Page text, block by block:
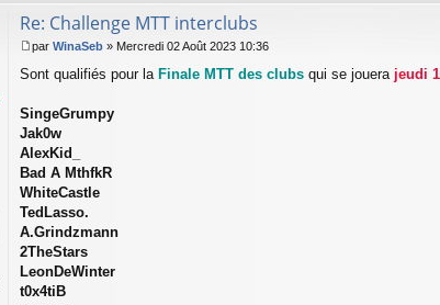
Re: Challenge MTT interclubs
e
s
g
e
par WinaSeb » Mercredi 02 Août 2023 10:36
Sont qualifiés pour la Finale MTT des clubs qui se jouera jeudi
SingeGrumpy
Jak0w
AlexKid_
Bad A MthfkR
WhiteCastle
TedLasso.
A.Grindzmann
2TheStars
LeonDeWinter
t0x4tiB